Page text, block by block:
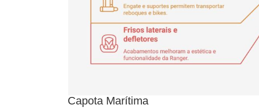
Capota Marítima